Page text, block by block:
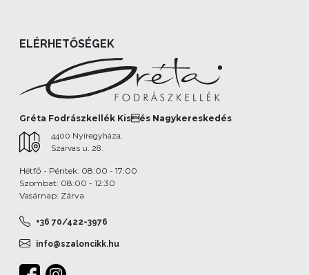
ELÉRHETŐSÉGEK
Gréta Fodrászkellék Kisés Nagykereskedés
4400 Nyíregyháza,
Szarvas u. 28.
Hétfő - Péntek: 08:00 - 17:00
Szombat: 08:00 - 12:30
Vasárnap: Zárva
+36 70/422-3976
info@szaloncikk.hu